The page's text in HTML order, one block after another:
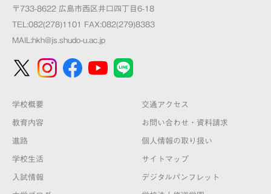
〒733-8622 広島市西区井口四丁目6-18
TEL:082(278)1101 FAX:082(279)8383
MAIL:hkh@js.shudo-u.ac.jp
学校概要
教育内容
進路
学校生活
入試情報
交通アクセス
お問い合わせ・資料請求
個人情報の取り扱い
サイトマップ
デジタルパンフレット